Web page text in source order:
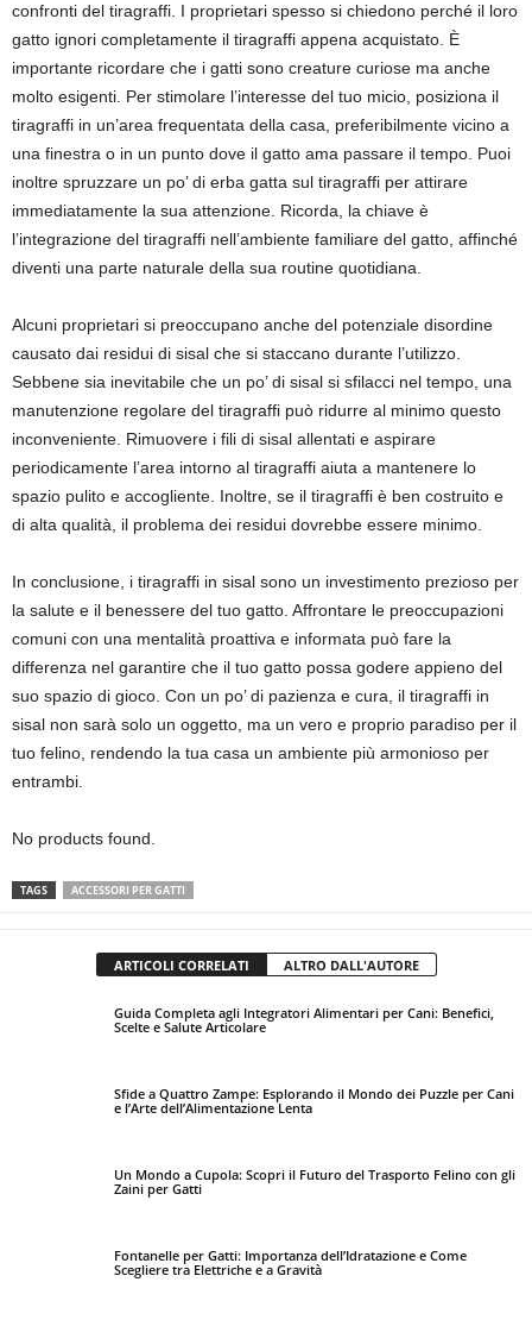
confronti del tiragraffi. I proprietari spesso si chiedono perché il loro
gatto ignori completamente il tiragraffi appena acquistato. È
importante ricordare che i gatti sono creature curiose ma anche
molto esigenti. Per stimolare l’interesse del tuo micio, posiziona il
tiragraffi in un’area frequentata della casa, preferibilmente vicino a
una finestra o in un punto dove il gatto ama passare il tempo. Puoi
inoltre spruzzare un po’ di erba gatta sul tiragraffi per attirare
immediatamente la sua attenzione. Ricorda, la chiave è
l’integrazione del tiragraffi nell’ambiente familiare del gatto, affinché
diventi una parte naturale della sua routine quotidiana.
Alcuni proprietari si preoccupano anche del potenziale disordine
causato dai residui di sisal che si staccano durante l’utilizzo.
Sebbene sia inevitabile che un po’ di sisal si sfilacci nel tempo, una
manutenzione regolare del tiragraffi può ridurre al minimo questo
inconveniente. Rimuovere i fili di sisal allentati e aspirare
periodicamente l’area intorno al tiragraffi aiuta a mantenere lo
spazio pulito e accogliente. Inoltre, se il tiragraffi è ben costruito e
di alta qualità, il problema dei residui dovrebbe essere minimo.
In conclusione, i tiragraffi in sisal sono un investimento prezioso per
la salute e il benessere del tuo gatto. Affrontare le preoccupazioni
comuni con una mentalità proattiva e informata può fare la
differenza nel garantire che il tuo gatto possa godere appieno del
suo spazio di gioco. Con un po’ di pazienza e cura, il tiragraffi in
sisal non sarà solo un oggetto, ma un vero e proprio paradiso per il
tuo felino, rendendo la tua casa un ambiente più armonioso per
entrambi.
No products found.
TAGS ACCESSORI PER GATTI
ARTICOLI CORRELATI ALTRO DALL'AUTORE
Guida Completa agli Integratori Alimentari per Cani: Benefici,
Scelte e Salute Articolare
Sfide a Quattro Zampe: Esplorando il Mondo dei Puzzle per Cani
e l’Arte dell’Alimentazione Lenta
Un Mondo a Cupola: Scopri il Futuro del Trasporto Felino con gli
Zaini per Gatti
Fontanelle per Gatti: Importanza dell’Idratazione e Come
Scegliere tra Elettriche e a Gravità